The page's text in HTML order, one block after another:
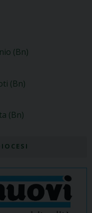
(Bn)
(Bn)
(Bn)